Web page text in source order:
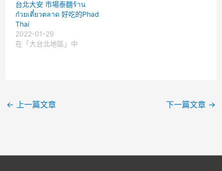
台北大安 市場泰麵ร้าน
ก๋วยเตี๋ยวตลาด 好吃的Phad
Thai
2022-01-29
在「大台北地區」中
← 上一篇文章 下一篇文章 →